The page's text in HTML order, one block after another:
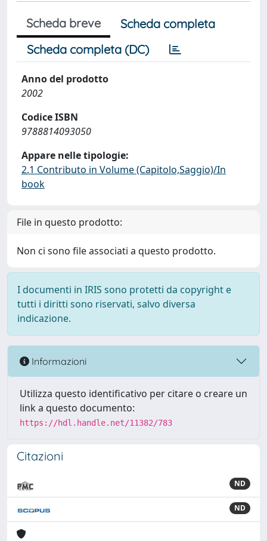
Scheda breve
Scheda completa
Scheda completa (DC)
Anno del prodotto
2002
Codice ISBN
9788814093050
Appare nelle tipologie:
2.1 Contributo in Volume (Capitolo,Saggio)/In
book
File in questo prodotto:
Non ci sono file associati a questo prodotto.
I documenti in IRIS sono protetti da copyright e
tutti i diritti sono riservati, salvo diversa
indicazione.
Informazioni
Utilizza questo identificativo per citare o creare un
link a questo documento:
https://hdl.handle.net/11382/783
Citazioni
ND
ND